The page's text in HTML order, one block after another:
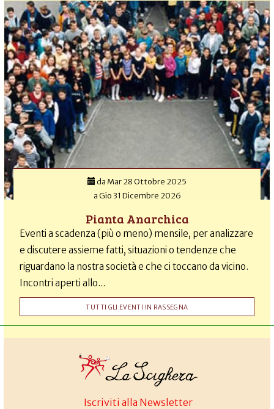
da Mar 28 Ottobre 2025
aGio 31 Dicembre 2026
Pianta Anarchica
Eventi a scadenza (più o meno) mensile, per analizzare
e discutere assieme fatti, situazioni o tendenze che
riguardano la nostra società e che ci toccano da vicino.
Incontri aperti allo...
TUTTI GLI EVENTI IN RASSEGNA
Iscriviti alla Newsletter